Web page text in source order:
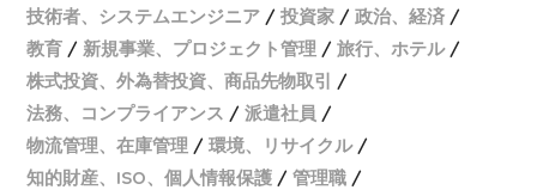
技術者、システムエンジニア
投資家
政治、経済
教育
新規事業、プロジェクト管理
旅行、ホテル
株式投資、外為替投資、商品先物取引
法務、コンプライアンス
派遣社員
物流管理、在庫管理
環境、リサイクル
知的財産、ISO、個人情報保護
管理職